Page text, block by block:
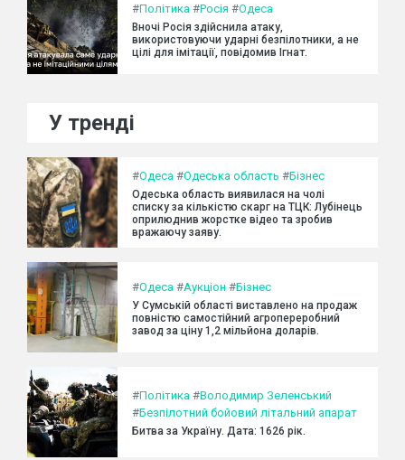
#Політика #Росія #Одеса
Вночі Росія здійснила атаку,
використовуючи ударні безпілотники, а не
цілі для імітації, повідомив Ігнат.
У тренді
#Одеса #Одеська область #Бізнес
Одеська область виявилася на чолі
списку за кількістю скарг на ТЦК: Лубінець
оприлюднив жорстке відео та зробив
вражаючу заяву.
#Одеса #Аукціон #Бізнес
У Сумській області виставлено на продаж
повністю самостійний агропереробний
завод за ціну 1,2 мільйона доларів.
#Політика #Володимир Зеленський
#Безпілотний бойовий літальний апарат
Битва за Україну. Дата: 1626 рік.